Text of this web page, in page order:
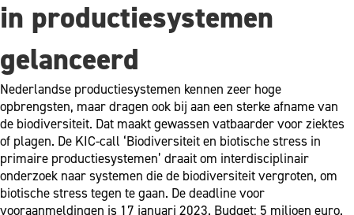
in productiesystemen
gelanceerd
Nederlandse productiesystemen kennen zeer hoge
opbrengsten, maar dragen ook bij aan een sterke afname van
de biodiversiteit. Dat maakt gewassen vatbaarder voor ziektes
of plagen. De KIC-call ‘Biodiversiteit en biotische stress in
primaire productiesystemen’ draait om interdisciplinair
onderzoek naar systemen die de biodiversiteit vergroten, om
biotische stress tegen te gaan. De deadline voor
vooraanmeldingen is 17 januari 2023. Budget: 5 miljoen euro.